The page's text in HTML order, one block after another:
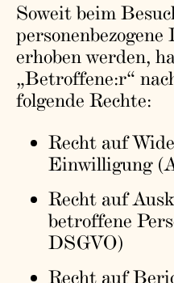
Soweit beim
erhoben werden,
„Betroffene:r“
folgende Rechte:
Recht auf
Einwilligung
Recht auf
betroffene
DSGVO)
Recht auf